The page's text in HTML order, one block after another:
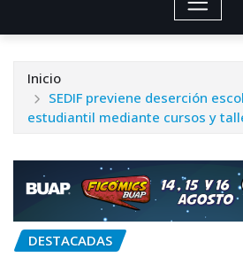
Inicio
SEDIF previene deserción
estudiantil mediante cursos y
DESTACADAS